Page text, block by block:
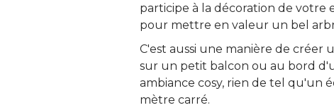
participe à la décoration de votre
pour mettre en valeur un bel
C'est aussi une manière de
sur un petit balcon ou au bord
ambiance cosy, rien de tel qu'un
mètre carré.